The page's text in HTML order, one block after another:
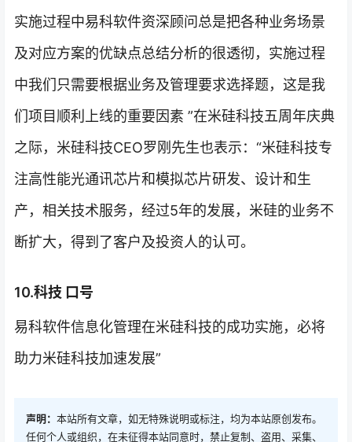
实施过程中易科软件资深顾问总是把各种业务场景
及对应方案的优缺点总结分析的很透彻，实施过程
中我们只需要根据业务及管理要求选择题，这是我
们项目顺利上线的重要因素 ”在米硅科技五周年庆典
之际，米硅科技CEO罗刚先生也表示：“米硅科技专
注高性能光通讯芯片和模拟芯片研发、设计和生
产，相关技术服务，经过5年的发展，米硅的业务不
断扩大，得到了客户及投资人的认可。
10.科技 口号
易科软件信息化管理在米硅科技的成功实施，必将
助力米硅科技加速发展”
声明： 本站所有文章，如无特殊说明或标注，均为本站原创发布。
任何个人或组织，在未征得本站同意时，禁止复制、盗用、采集、